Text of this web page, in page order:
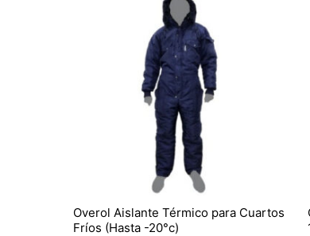
Overol Aislante Térmico para Cuartos
Fríos (Hasta -20°c)